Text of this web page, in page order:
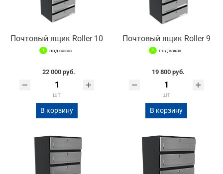
Почтовый ящик Roller 10
под заказ
22 000 руб.
шт
В корзину
Почтовый ящик Roller 9
под заказ
19 800 руб.
шт
В корзину